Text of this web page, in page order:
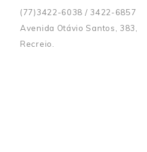
(77)3422-6038 / 3422-6857
Avenida Otávio Santos, 383,
Recreio.